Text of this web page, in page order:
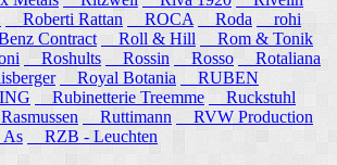
Roberti Rattan ROCA Roda
rohi
Contract
Roll & Hill
Rom & Tonik
Roshults Rossin Rosso
Rotaliana
Royal Botania
RUBEN
Rubinetterie Treemme
Ruckstuhl
Ruttimann
RVW Production
RZB - Leuchten